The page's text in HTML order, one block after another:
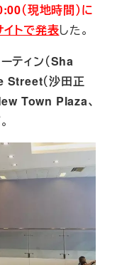
（現地時間）に
トで発表した。
ティン（Sha
（沙田正
Town Plaza、